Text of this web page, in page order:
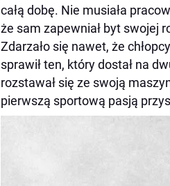
całą dobę. Nie musiała
że sam zapewniał byt swojej
Zdarzało się nawet, że
sprawił ten, który dostał na
rozstawał się ze swoją
pierwszą sportową pasją